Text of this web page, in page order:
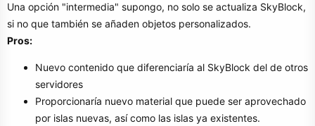
Una opción "intermedia" supongo, no solo se actualiza SkyBlock,
si no que también se añaden objetos personalizados.
Pros:
Nuevo contenido que diferenciaría al SkyBlock del de otros
servidores
Proporcionaría nuevo material que puede ser aprovechado
por islas nuevas, así como las islas ya existentes.